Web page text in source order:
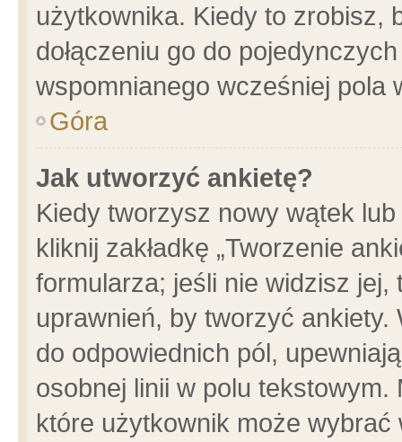
użytkownika. Kiedy to zrobisz,
dołączeniu go do
wspomnianego wcześniej pola
Góra
Jak utworzyć ankietę?
Kiedy tworzysz nowy wątek
kliknij zakładkę „Tworzenie
formularza; jeśli nie widzisz
uprawnień, by tworzyć ankiety.
do odpowiednich pól,
osobnej linii w polu
które użytkownik może